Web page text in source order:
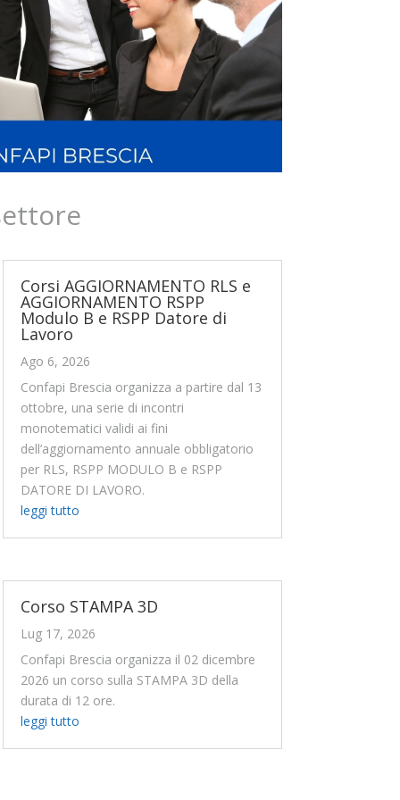
Corsi AGGIORNAMENTO RLS e
AGGIORNAMENTO RSPP
Modulo B e RSPP Datore di
Lavoro
Ago 6, 2026
Confapi Brescia organizza a partire dal 13
ottobre, una serie di incontri
monotematici validi ai fini
dell’aggiornamento annuale obbligatorio
per RLS, RSPP MODULO B e RSPP
DATORE DI LAVORO.
leggi tutto
Corso STAMPA 3D
Lug 17, 2026
Confapi Brescia organizza il 02 dicembre
2026 un corso sulla STAMPA 3D della
durata di 12 ore.
leggi tutto